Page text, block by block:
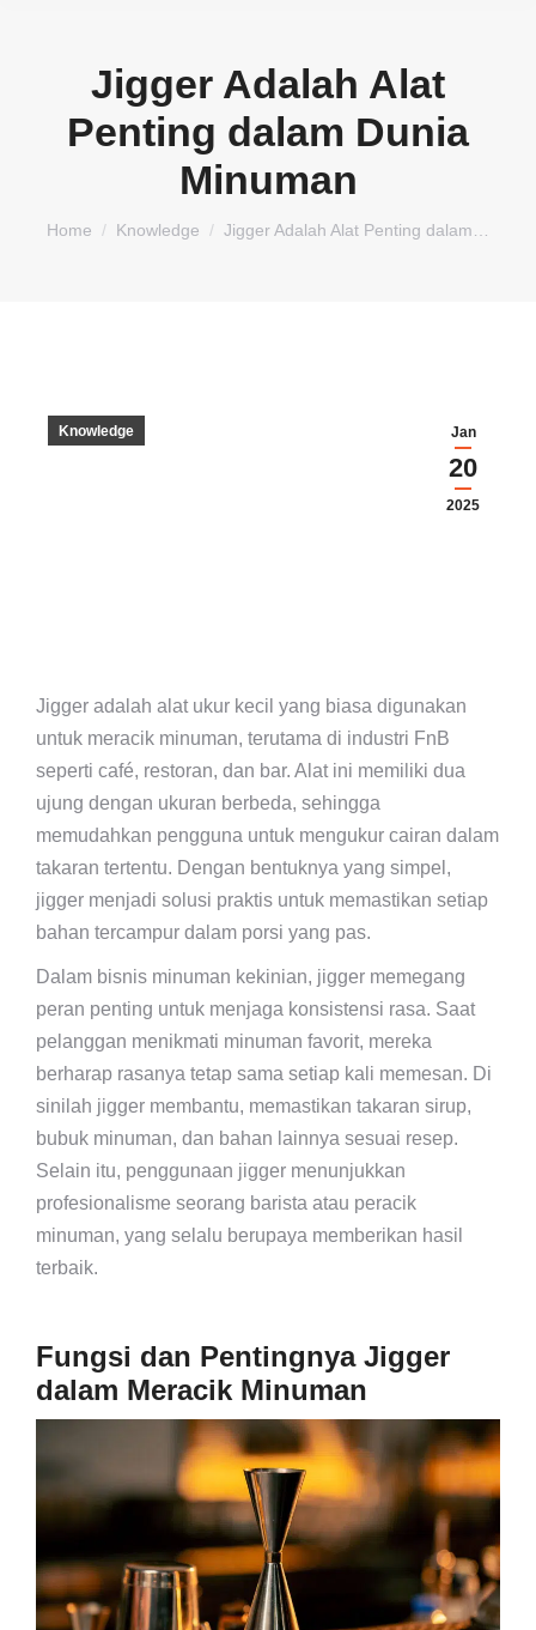
Jigger Adalah Alat
Penting dalam Dunia
Minuman
You are here:
Home Knowledge Jigger Adalah Alat Penting dalam…
Jan
20
2025
Knowledge
Jigger adalah alat ukur kecil yang biasa digunakan
untuk meracik minuman, terutama di industri FnB
seperti café, restoran, dan bar. Alat ini memiliki dua
ujung dengan ukuran berbeda, sehingga
memudahkan pengguna untuk mengukur cairan dalam
takaran tertentu. Dengan bentuknya yang simpel,
jigger menjadi solusi praktis untuk memastikan setiap
bahan tercampur dalam porsi yang pas.
Dalam bisnis minuman kekinian, jigger memegang
peran penting untuk menjaga konsistensi rasa. Saat
pelanggan menikmati minuman favorit, mereka
berharap rasanya tetap sama setiap kali memesan. Di
sinilah jigger membantu, memastikan takaran sirup,
bubuk minuman, dan bahan lainnya sesuai resep.
Selain itu, penggunaan jigger menunjukkan
profesionalisme seorang barista atau peracik
minuman, yang selalu berupaya memberikan hasil
terbaik.
Fungsi dan Pentingnya Jigger
dalam Meracik Minuman